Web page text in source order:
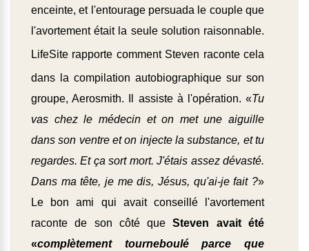
enceinte, et l'entourage persuada le couple que
l'avortement était la seule solution raisonnable.
LifeSite rapporte comment Steven raconte cela
dans la compilation autobiographique sur son
groupe, Aerosmith. Il assiste à l'opération. «Tu
vas chez le médecin et on met une aiguille
dans son ventre et on injecte la substance, et tu
regardes. Et ça sort mort. J'étais assez dévasté.
Dans ma tête, je me dis, Jésus, qu'ai-je fait ?»
Le bon ami qui avait conseillé l'avortement
raconte de son côté queSteven avait été
«complètement tourneboulé parce que